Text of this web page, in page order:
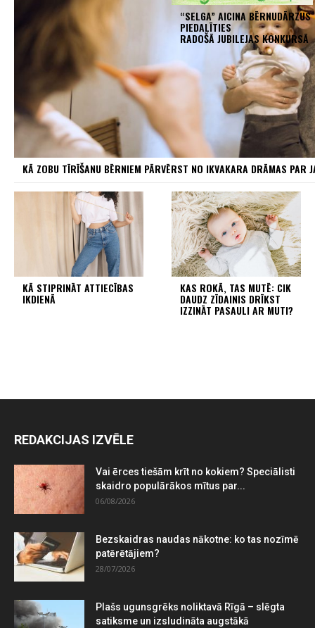
KĀ ZOBU TĪRĪŠANU BĒRNIEM PĀRVĒRST NO IKVAKARA DRĀMAS PAR
“SELGA” AICINA BĒRNUDĀRZUS
PIEDALĪTIES
RADOŠĀ JUBILEJAS KONKURSĀ
KĀ STIPRINĀT ATTIECĪBAS
IKDIENĀ
KAS ROKĀ, TAS MUTĒ: CIK
DAUDZ ZĪDAINIS DRĪKST
IZZINĀT PASAULI AR MUTI?
REDAKCIJAS IZVĒLE
Vai ērces tiešām krīt no kokiem? Speciālisti
skaidro populārākos mītus par...
06/08/2026
Bezskaidras naudas nākotne: ko tas nozīmē
patērētājiem?
28/07/2026
Plašs ugunsgrēks noliktavā Rīgā – slēgta
satiksme un izsludināta augstākā